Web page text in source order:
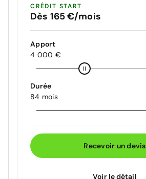
CRÉDIT START
Dès 165 €/mois
Apport
4 000 €
Durée
84 mois
Recevoir un devis
Voir le détail